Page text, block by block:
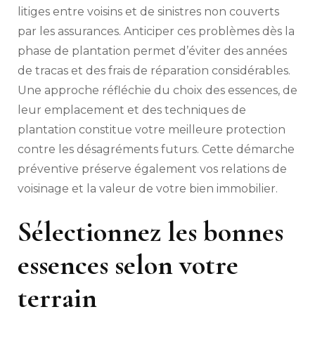
litiges entre voisins et de sinistres non couverts
par les assurances. Anticiper ces problèmes dès la
phase de plantation permet d’éviter des années
de tracas et des frais de réparation considérables.
Une approche réfléchie du choix des essences, de
leur emplacement et des techniques de
plantation constitue votre meilleure protection
contre les désagréments futurs. Cette démarche
préventive préserve également vos relations de
voisinage et la valeur de votre bien immobilier.
Sélectionnez les bonnes
essences selon votre
terrain